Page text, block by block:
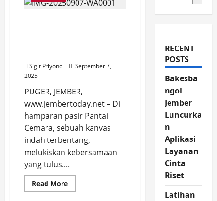
Sigit Priyono
September 7,
2025
PUGER, JEMBER,
www.jembertoday.net – Di
hamparan pasir Pantai
Cemara, sebuah kanvas
indah terbentang,
melukiskan kebersamaan
yang tulus....
Read MoreRead
more
RECENT
POSTS
Bakesba
ngol
Jember
Luncurka
n
Aplikasi
Layanan
Cinta
Riset
Latihan